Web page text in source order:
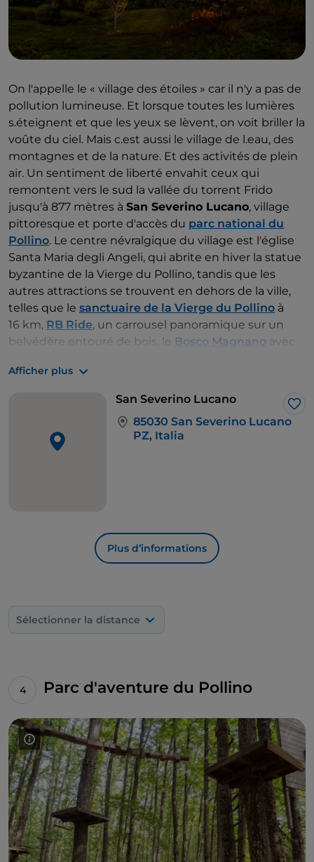
On l'appelle le « village des étoiles » car il n'y a pas de
pollution lumineuse. Et lorsque toutes les lumières
s.éteignent et que les yeux se lèvent, on voit briller la
voûte du ciel. Mais c.est aussi le village de l.eau, des
montagnes et de la nature. Et des activités de plein
air. Un sentiment de liberté envahit ceux qui
remontent vers le sud la vallée du torrent Frido
jusqu'à 877 mètres à San Severino Lucano, village
pittoresque et porte d'accès du parc national du
Pollino. Le centre névralgique du village est l'église
Santa Maria degli Angeli, qui abrite en hiver la statue
byzantine de la Vierge du Pollino, tandis que les
autres attractions se trouvent en dehors de la ville,
telles que le sanctuaire de la Vierge du Pollino à
16 km, RB Ride, un carrousel panoramique sur un
belvédère entouré de bois, le Bosco Magnano avec
dans une atmosphère d'elfes et de nymphes païens,
parc d'aventure du Pollino
Afficher plus
San Severino Lucano
85030 San Severino Lucano
PZ, Italia
Plus d’informations
Sélectionner la distance
Parc d'aventure du Pollino